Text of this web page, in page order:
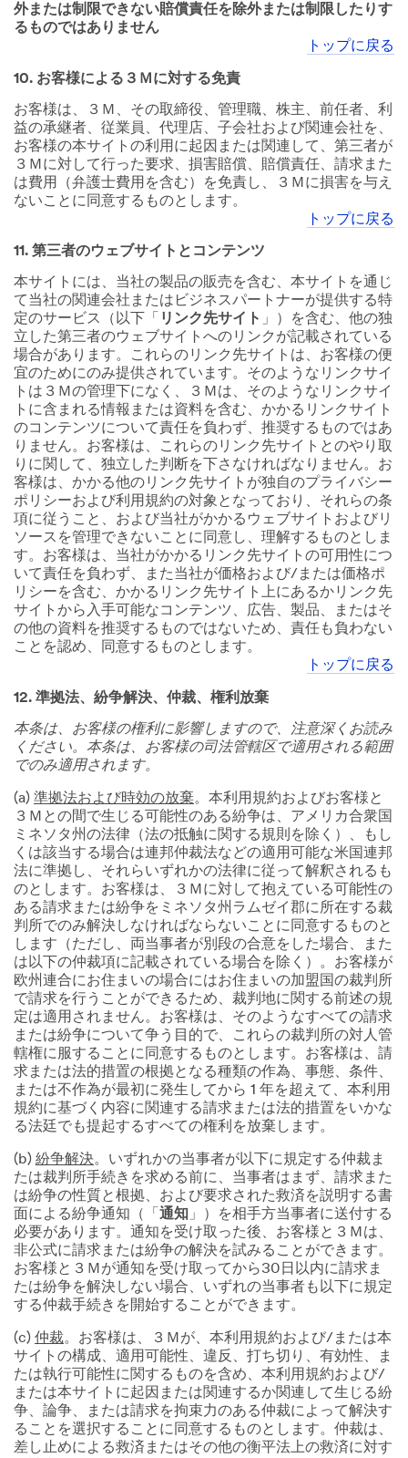
外または制限できない賠償責任を除外または制限したりす
るものではありません
トップに戻る
10. お客様による３Ｍに対する免責
お客様は、３Ｍ、その取締役、管理職、株主、前任者、利
益の承継者、従業員、代理店、子会社および関連会社を、
お客様の本サイトの利用に起因または関連して、第三者が
３Ｍに対して行った要求、損害賠償、賠償責任、請求また
は費用（弁護士費用を含む）を免責し、３Ｍに損害を与え
ないことに同意するものとします。
トップに戻る
11. 第三者のウェブサイトとコンテンツ
本サイトには、当社の製品の販売を含む、本サイトを通じ
て当社の関連会社またはビジネスパートナーが提供する特
定のサービス（以下「 リンク先サイト 」）を含む、他の独
立した第三者のウェブサイトへのリンクが記載されている
場合があります。これらのリンク先サイトは、お客様の便
宜のためにのみ提供されています。そのようなリンクサイ
トは３Ｍの管理下になく、３Ｍは、そのようなリンクサイ
トに含まれる情報または資料を含む、かかるリンクサイト
のコンテンツについて責任を負わず、推奨するものではあ
りません。お客様は、これらのリンク先サイトとのやり取
りに関して、独立した判断を下さなければなりません。お
客様は、かかる他のリンク先サイトが独自のプライバシー
ポリシーおよび利用規約の対象となっており、それらの条
項に従うこと、および当社がかかるウェブサイトおよびリ
ソースを管理できないことに同意し、理解するものとしま
す。お客様は、当社がかかるリンク先サイトの可用性につ
いて責任を負わず、また当社が価格および/または価格ポ
リシーを含む、かかるリンク先サイト上にあるかリンク先
サイトから入手可能なコンテンツ、広告、製品、またはそ
の他の資料を推奨するものではないため、責任も負わない
ことを認め、同意するものとします。
トップに戻る
12. 準拠法、紛争解決、仲裁、権利放棄
本条は、お客様の権利に影響しますので、注意深くお読み
ください。本条は、お客様の司法管轄区で適用される範囲
でのみ適用されます。
(a) 準拠法および時効の放棄。本利用規約およびお客様と
３Ｍとの間で生じる可能性のある紛争は、アメリカ合衆国
ミネソタ州の法律（法の抵触に関する規則を除く）、もし
くは該当する場合は連邦仲裁法などの適用可能な米国連邦
法に準拠し、それらいずれかの法律に従って解釈されるも
のとします。お客様は、３Ｍに対して抱えている可能性の
ある請求または紛争をミネソタ州ラムゼイ郡に所在する裁
判所でのみ解決しなければならないことに同意するものと
します（ただし、両当事者が別段の合意をした場合、また
は以下の仲裁項に記載されている場合を除く）。お客様が
欧州連合にお住まいの場合にはお住まいの加盟国の裁判所
で請求を行うことができるため、裁判地に関する前述の規
定は適用されません。お客様は、そのようなすべての請求
または紛争について争う目的で、これらの裁判所の対人管
轄権に服することに同意するものとします。お客様は、請
求または法的措置の根拠となる種類の作為、事態、条件、
または不作為が最初に発生してから 1 年を超えて、本利用
規約に基づく内容に関連する請求または法的措置をいかな
る法廷でも提起するすべての権利を放棄します。
(b) 紛争解決。いずれかの当事者が以下に規定する仲裁ま
たは裁判所手続きを求める前に、当事者はまず、請求また
は紛争の性質と根拠、および要求された救済を説明する書
面による紛争通知（「 通知 」）を相手方当事者に送付する
必要があります。通知を受け取った後、お客様と３Ｍは、
非公式に請求または紛争の解決を試みることができます。
お客様と３Ｍが通知を受け取ってから30日以内に請求ま
たは紛争を解決しない場合、いずれの当事者も以下に規定
する仲裁手続きを開始することができます。
(c) 仲裁。お客様は、３Ｍが、本利用規約および/または本
サイトの構成、適用可能性、違反、打ち切り、有効性、ま
たは執行可能性に関するものを含め、本利用規約および/
または本サイトに起因または関連するか関連して生じる紛
争、論争、または請求を拘束力のある仲裁によって解決す
ることを選択することに同意するものとします。仲裁は、
差し止めによる救済またはその他の衡平法上の救済に対す